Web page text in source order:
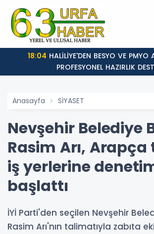
18:04
PROFESYONEL HAZIRLIK
Anasayfa SİYASET
Nevşehir Belediye
Rasim Arı, Arapça
iş yerlerine
başlattı
İYİ Parti'den seçilen Nevşehir
Rasim Arı'nın talimatıyla zabıta